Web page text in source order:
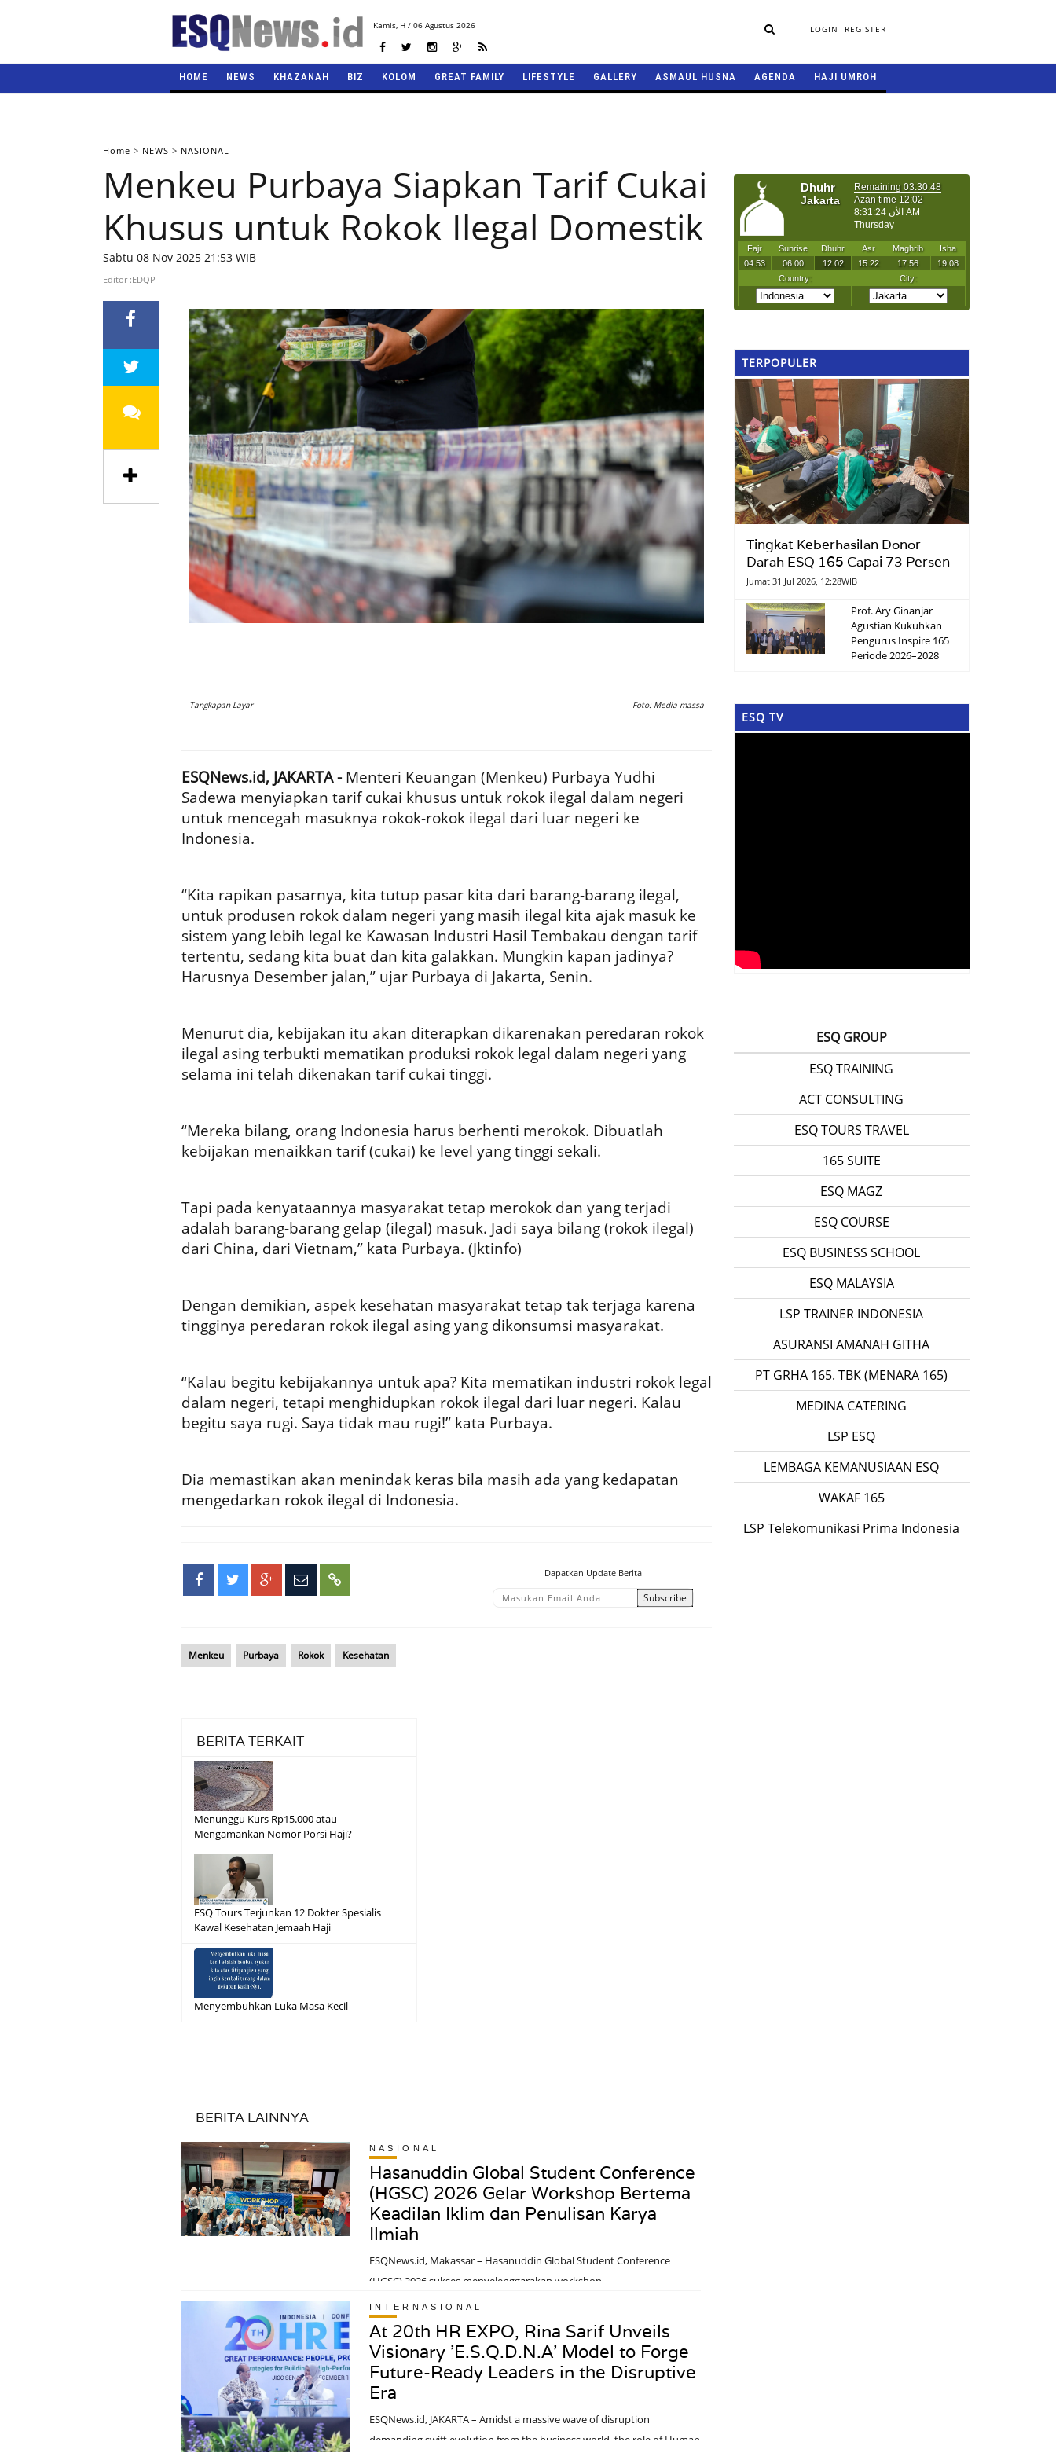
Kamis,H / 06 Agustus 2026 LOGIN REGISTER
HOME NEWS KHAZANAH BIZ KOLOM GREAT FAMILY LIFESTYLE GALLERY ASMAUL HUSNA AGENDA HAJI UMROH
Home > NEWS > NASIONAL
Menkeu Purbaya Siapkan Tarif Cukai
Khusus untuk Rokok Ilegal Domestik
Sabtu 08 Nov 2025 21:53 WIB
Editor :EDQP
Tangkapan Layar Foto: Media massa
ESQNews.id, JAKARTA -Menteri Keuangan (Menkeu) Purbaya Yudhi
Sadewa menyiapkan tarif cukai khusus untuk rokok ilegal dalam negeri
untuk mencegah masuknya rokok-rokok ilegal dari luar negeri ke
Indonesia.
“Kita rapikan pasarnya, kita tutup pasar kita dari barang-barang ilegal,
untuk produsen rokok dalam negeri yang masih ilegal kita ajak masuk ke
sistem yang lebih legal ke Kawasan Industri Hasil Tembakau dengan tarif
tertentu, sedang kita buat dan kita galakkan. Mungkin kapan jadinya?
Harusnya Desember jalan,” ujar Purbaya di Jakarta, Senin.
Menurut dia, kebijakan itu akan diterapkan dikarenakan peredaran rokok
ilegal asing terbukti mematikan produksi rokok legal dalam negeri yang
selama ini telah dikenakan tarif cukai tinggi.
“Mereka bilang, orang Indonesia harus berhenti merokok. Dibuatlah
kebijakan menaikkan tarif (cukai) ke level yang tinggi sekali.
Tapi pada kenyataannya masyarakat tetap merokok dan yang terjadi
adalah barang-barang gelap (ilegal) masuk. Jadi saya bilang (rokok ilegal)
dari China, dari Vietnam,” kata Purbaya. (Jktinfo)
Dengan demikian, aspek kesehatan masyarakat tetap tak terjaga karena
tingginya peredaran rokok ilegal asing yang dikonsumsi masyarakat.
“Kalau begitu kebijakannya untuk apa? Kita mematikan industri rokok legal
dalam negeri, tetapi menghidupkan rokok ilegal dari luar negeri. Kalau
begitu saya rugi. Saya tidak mau rugi!” kata Purbaya.
Dia memastikan akan menindak keras bila masih ada yang kedapatan
mengedarkan rokok ilegal di Indonesia.
Dapatkan Update Berita
Menkeu Purbaya Rokok Kesehatan
BERITA TERKAIT
Menunggu Kurs Rp15.000 atau
Mengamankan Nomor Porsi Haji?
ESQ Tours Terjunkan 12 Dokter Spesialis
Kawal Kesehatan Jemaah Haji
Menyembuhkan Luka Masa Kecil
BERITA LAINNYA
NASIONAL
Hasanuddin Global Student Conference
(HGSC) 2026 Gelar Workshop Bertema
Keadilan Iklim dan Penulisan Karya
Ilmiah
ESQNews.id, Makassar – Hasanuddin Global Student Conference
(HGSC) 2026 sukses menyelenggarakan workshop
bertajuk “Transforming Environmental Agendas: A Socio-Political
Approach to Global Climate Justice” secara daring melalui Zoom
Meeting pada Senin, 6 Juli 2026, pukul 09.00–12.30 WITA. Kegiatan ini
merupakan salah satu rangkaian menuju penyelenggaraan HGSC 2026
yang bertujuan membekali peserta dengan wawasan akademik dan
keterampilan yang relevan dalam menghadapi konferensi
ilmiah.Workshop menghadirkan dua narasumber dari Fakultas Ilmu
Sosial dan Ilmu Politik Universitas Hasanuddin. Pusparida Syahdan,
INTERNASIONAL
At 20th HR EXPO, Rina Sarif Unveils
Visionary 'E.S.Q.D.N.A' Model to Forge
Future-Ready Leaders in the Disruptive
Era
ESQNews.id, JAKARTA – Amidst a massive wave of disruption
demanding swift evolution from the business world, the role of Human
TERPOPULER
Tingkat Keberhasilan Donor
Darah ESQ 165 Capai 73 Persen
Jumat 31 Jul 2026, 12:28WIB
Prof. Ary Ginanjar
Agustian Kukuhkan
Pengurus Inspire 165
Periode 2026–2028
ESQ TV
ESQ GROUP
ESQ TRAINING
ACT CONSULTING
ESQ TOURS TRAVEL
165 SUITE
ESQ MAGZ
ESQ COURSE
ESQ BUSINESS SCHOOL
ESQ MALAYSIA
LSP TRAINER INDONESIA
ASURANSI AMANAH GITHA
PT GRHA 165. TBK (MENARA 165)
MEDINA CATERING
LSP ESQ
LEMBAGA KEMANUSIAAN ESQ
WAKAF 165
LSP Telekomunikasi Prima Indonesia